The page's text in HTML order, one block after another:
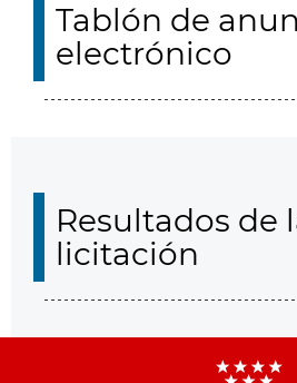
Tablón de
electrónico
Resultados de
licitación